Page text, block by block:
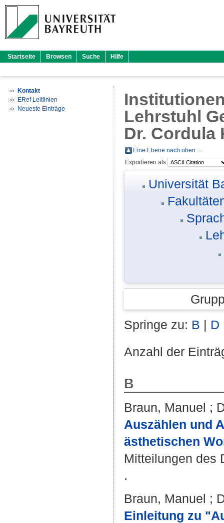
Startseite Browsen Suche Hilfe
Kontakt
ERef Leitlinien
Neueste Einträge
Lehrstuhl
Dr. Cordula
Eine Ebene nach oben ...
Exportieren als
Universität
Springe zu: B | D
Anzahl der
B
Braun, Manuel ;
Auszählen und
ästhetischen
Mitteilungen des
.
Braun, Manuel ;
Einleitung zu